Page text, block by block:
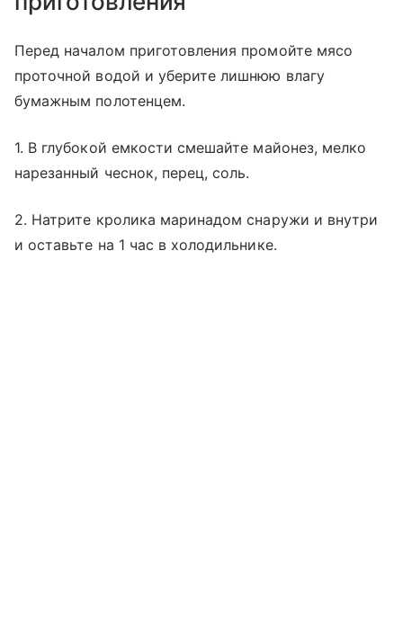
Перед началом приготовления промойте мясо
проточной водой и уберите лишнюю влагу
бумажным полотенцем.
1. В глубокой емкости смешайте майонез, мелко
нарезанный чеснок, перец, соль.
2. Натрите кролика маринадом снаружи и внутри
и оставьте на 1 час в холодильнике.